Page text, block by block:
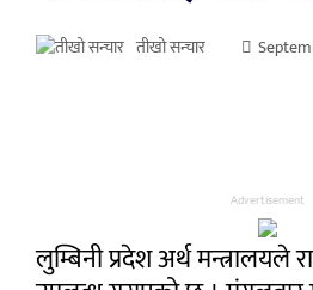
तीखो सन्चार
Advertisement
लुम्बिनी प्रदेश अर्थ मन्त्रालयले